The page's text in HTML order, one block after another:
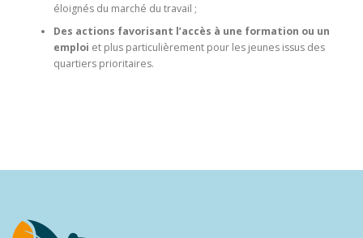
éloignés du marché du travail ;
Des actions favorisant l’accès à une formation ou un
emploi et plus particulièrement pour les jeunes issus des
quartiers prioritaires.